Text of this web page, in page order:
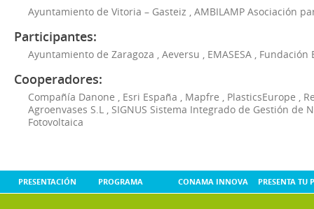
Ayuntamiento de Vitoria – Gasteiz , AMBILAMP Asociación
Participantes:
Ayuntamiento de Zaragoza , Aeversu , EMASESA , Fundación
Cooperadores:
Compañía Danone , Esri España , Mapfre , PlasticsEurope ,
Agroenvases S.L , SIGNUS Sistema Integrado de Gestión de
Fotovoltaica
PRESENTACIÓN PROGRAMA CONAMA INNOVA PRESENTA TU